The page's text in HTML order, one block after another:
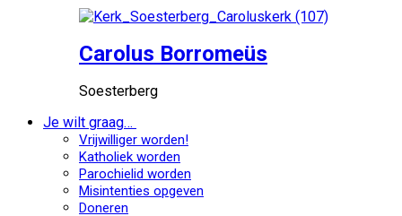
Carolus Borromeüs
Soesterberg
Je wilt graag…
Vrijwilliger worden!
Katholiek worden
Parochielid worden
Misintenties opgeven
Doneren